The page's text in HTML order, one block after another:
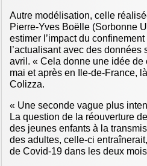
Autre modélisation, celle
Pierre-Yves Boëlle (Sorbonne
estimer l’impact du
l’actualisant avec des
avril. « Cela donne une idée
mai et après en Ile-de-France,
Colizza.
« Une seconde vague plus
La question de la réouverture
des jeunes enfants à la
des adultes, celle-ci
de Covid-19 dans les deux